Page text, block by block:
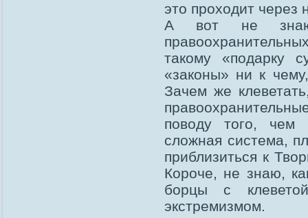
это проходит через
А вот не
такому «подарку
«законы» ни к
Зачем же
поводу того, чем
сложная система,
приблизиться к
Короче, не знаю,
борцы с
экстремизмом.